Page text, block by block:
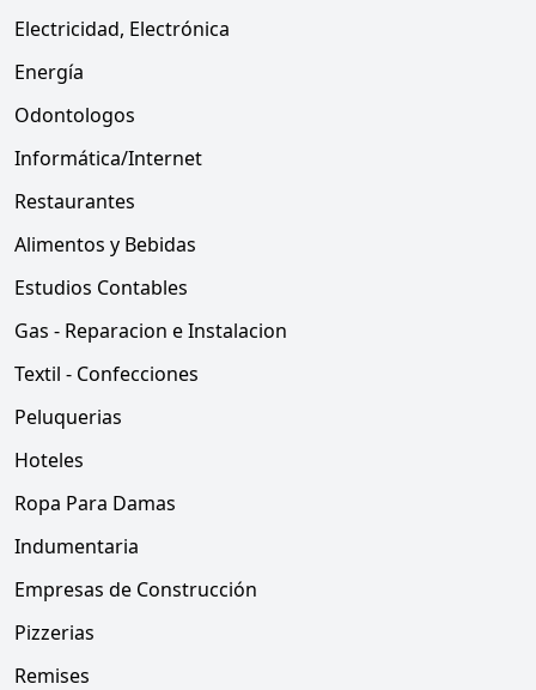
Electricidad, Electrónica
Energía
Odontologos
Informática/Internet
Restaurantes
Alimentos y Bebidas
Estudios Contables
Gas - Reparacion e Instalacion
Textil - Confecciones
Peluquerias
Hoteles
Ropa Para Damas
Indumentaria
Empresas de Construcción
Pizzerias
Remises